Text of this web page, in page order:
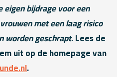
eigen bijdrage voor een
met een laag risico
worden geschrapt. Lees de
uit op de homepage van
.